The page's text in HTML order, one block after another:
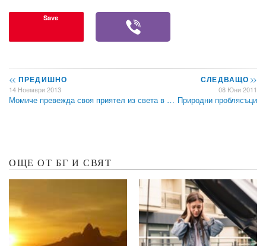
Save
<< ПРЕДИШНО
14 Ноември 2013
Момиче превежда своя приятел из света в …
СЛЕДВАЩО>>
08 Юни 2011
Природни проблясъци
ОЩЕ ОТ БГ И СВЯТ